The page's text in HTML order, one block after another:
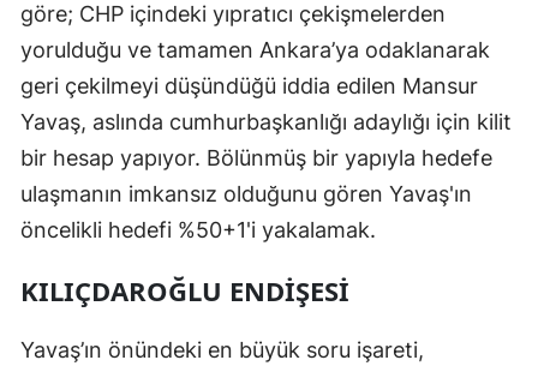
göre; CHP içindeki yıpratıcı çekişmelerden
yorulduğu ve tamamen Ankara’ya odaklanarak
geri çekilmeyi düşündüğü iddia edilen Mansur
Yavaş, aslında cumhurbaşkanlığı adaylığı için kilit
bir hesap yapıyor. Bölünmüş bir yapıyla hedefe
ulaşmanın imkansız olduğunu gören Yavaş'ın
öncelikli hedefi %50+1'i yakalamak.
KILIÇDAROĞLU ENDİŞESİ
Yavaş’ın önündeki en büyük soru işareti,